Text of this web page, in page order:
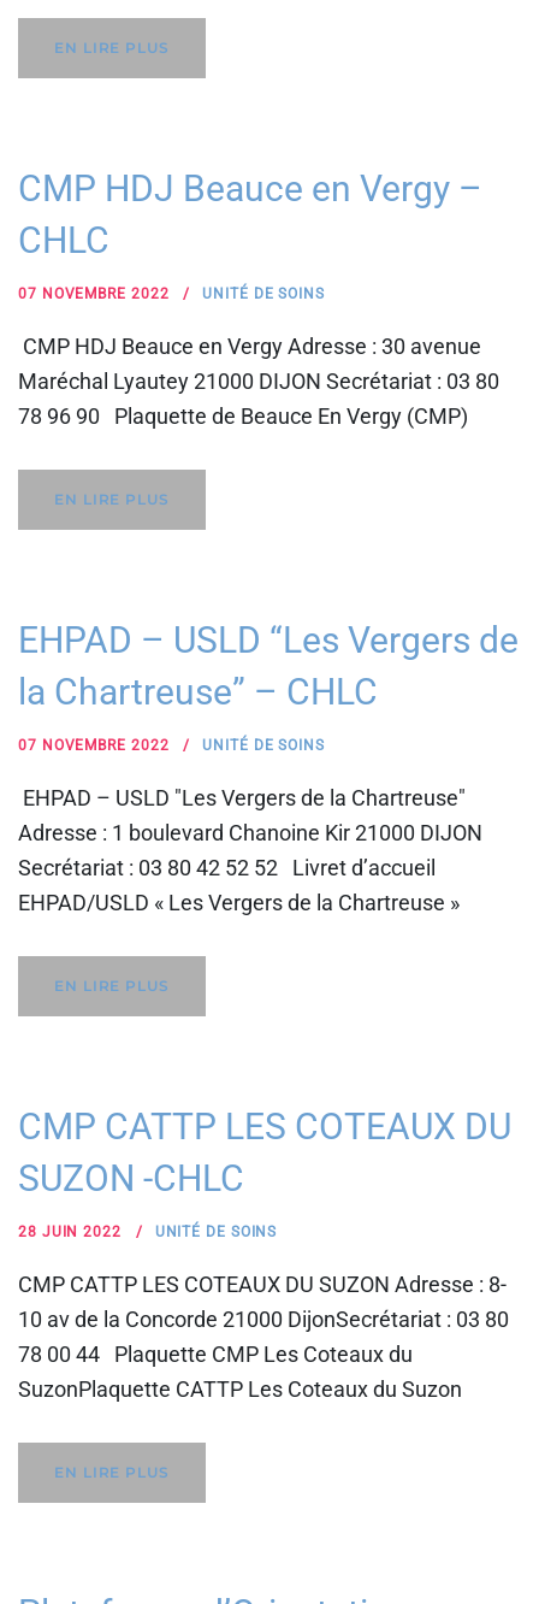
EN LIRE PLUS
CMP HDJ Beauce en Vergy –
CHLC
07 NOVEMBRE 2022 UNITÉ DE SOINS
CMP HDJ Beauce en Vergy Adresse : 30 avenue
Maréchal Lyautey 21000 DIJON Secrétariat : 03 80
78 96 90 Plaquette de Beauce En Vergy (CMP)
EN LIRE PLUS
EHPAD – USLD “Les Vergers de
la Chartreuse” – CHLC
07 NOVEMBRE 2022 UNITÉ DE SOINS
EHPAD – USLD "Les Vergers de la Chartreuse"
Adresse : 1 boulevard Chanoine Kir 21000 DIJON
Secrétariat : 03 80 42 52 52 Livret d’accueil
EHPAD/USLD « Les Vergers de la Chartreuse »
EN LIRE PLUS
CMP CATTP LES COTEAUX DU
SUZON -CHLC
28 JUIN 2022 UNITÉ DE SOINS
CMP CATTP LES COTEAUX DU SUZON Adresse : 8-
10 av de la Concorde 21000 DijonSecrétariat : 03 80
78 00 44 Plaquette CMP Les Coteaux du
SuzonPlaquette CATTP Les Coteaux du Suzon
EN LIRE PLUS